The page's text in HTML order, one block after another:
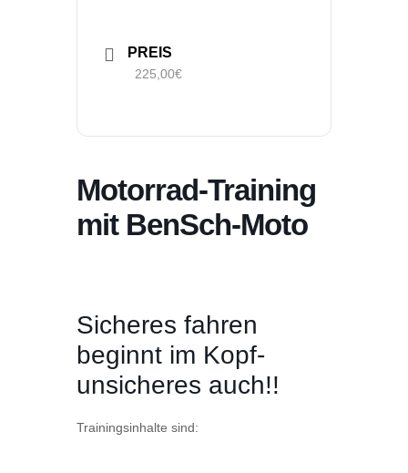
PREIS
225,00€
Motorrad-Training
mit BenSch-Moto
Sicheres fahren
beginnt im Kopf-
unsicheres auch!!
Trainingsinhalte sind: